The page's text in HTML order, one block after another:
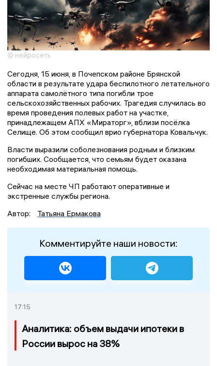
© нейросеть
Сегодня, 15 июня, в Почепском районе Брянской
области в результате удара беспилотного летательного
аппарата самолётного типа погибли трое
сельскохозяйственных рабочих. Трагедия случилась во
время проведения полевых работ на участке,
принадлежащем АПХ «Мираторг», вблизи посёлка
Селище. Об этом сообщил врио губернатора Ковальчук.
Власти выразили соболезнования родным и близким
погибших. Сообщается, что семьям будет оказана
необходимая материальная помощь.
Сейчас на месте ЧП работают оперативные и
экстренные службы региона.
Автор:
Татьяна Ермакова
Комментируйте наши новости:
17:15
Аналитика: объем выдачи ипотеки в
России вырос на 38%